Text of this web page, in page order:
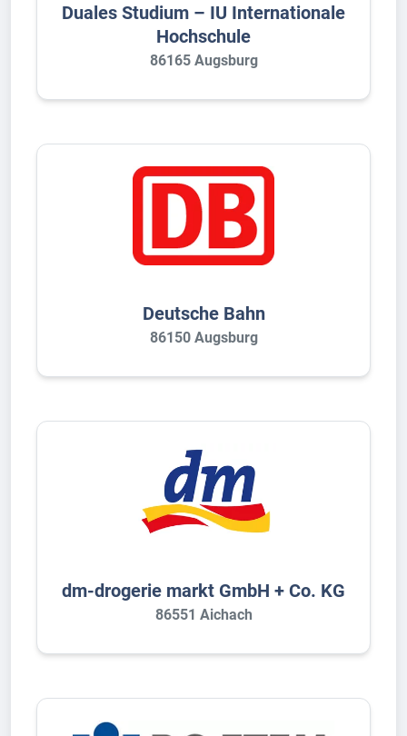
Duales Studium – IU Internationale
Hochschule
86165 Augsburg
Deutsche Bahn
86150 Augsburg
dm-drogerie markt GmbH + Co. KG
86551 Aichach